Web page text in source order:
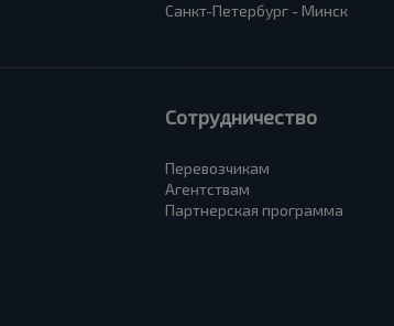
Санкт-Петербург - Минск
Сотрудничество
Перевозчикам
Агентствам
Партнерская программа